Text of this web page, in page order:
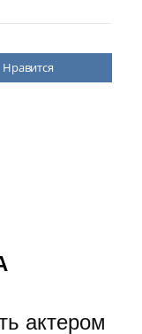
Нравится
актером